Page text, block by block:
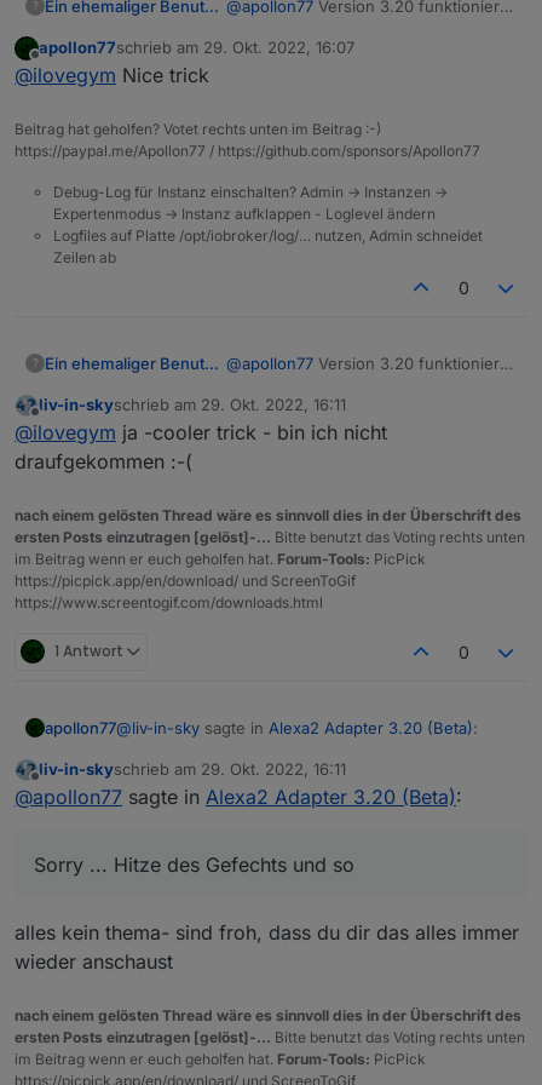
? Ein ehemaliger Benutzer @apollon77 Version 3.20 funktioniert
beurteilen kann.
Ich hatte mir in der Zwischenzeit
muss, so beholfen:
zum ein/ausschalten einfach den
benutzt und dort "Licht Kellertreppe
ein" geschaltet, das funktioniert auch
einwandfrei.
Offline
apollon77schrieb am 29. Okt. 2022, 16:07
zuletzt editiert von
@ilovegym Nice trick
Beitrag hat geholfen? Votet rechts unten im Beitrag :-)
https://paypal.me/Apollon77 / https://github.com/sponsors/Apollon77
Debug-Log für Instanz einschalten? Admin -> Instanzen ->
Expertenmodus -> Instanz aufklappen - Loglevel ändern
Logfiles auf Platte /opt/iobroker/log/… nutzen, Admin schneidet
Zeilen ab
0
? Ein ehemaliger Benutzer @apollon77 Version 3.20 funktioniert
beurteilen kann.
Ich hatte mir in der Zwischenzeit
meine eine Lampe, die ich noch ueber
textkommand-Datenpunkt eines Echo
benutzt und dort "Licht Kellertreppe
ein" geschaltet, das funktioniert auch
einwandfrei.
Offline
liv-in-skyschrieb am 29. Okt. 2022, 16:11
zuletzt editiert von
@ilovegym ja -cooler trick - bin ich nicht
draufgekommen :-(
nach einem gelösten Thread wäre es sinnvoll dies in der Überschrift des
ersten Posts einzutragen [gelöst]-... Bitte benutzt das Voting rechts unten
im Beitrag wenn er euch geholfen hat. Forum-Tools: PicPick
https://picpick.app/en/download/ und ScreenToGif
https://www.screentogif.com/downloads.html
1 Antwort 0
apollon77@liv-in-sky sagte in Alexa2 Adapter 3.20 (Beta):
könnte das ein problem sein - also 2 instanzen
als nächstes.
durcheinandergewürfelt hat (also die instanz die als
zweites gestartet ist könnte vllt die Geräte der ersten
anzeigen zusätzlich zu den anderen von früher.
löschen und mit der 3.20.1 "neu aufbauen lassen".
Sorry ... Hitze des Gefechts und so :-(
Offline
liv-in-skyschrieb am 29. Okt. 2022, 16:11
zuletzt editiert von
@apollon77 sagte in Alexa2 Adapter 3.20 (Beta):
Sorry ... Hitze des Gefechts und so
alles kein thema- sind froh, dass du dir das alles immer
wieder anschaust
nach einem gelösten Thread wäre es sinnvoll dies in der Überschrift des
ersten Posts einzutragen [gelöst]-... Bitte benutzt das Voting rechts unten
im Beitrag wenn er euch geholfen hat. Forum-Tools: PicPick
https://picpick.app/en/download/ und ScreenToGif